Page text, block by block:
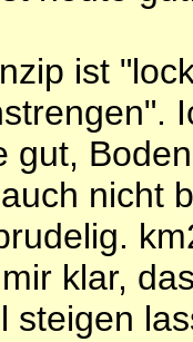
ist
gut,
nicht
klar,
steigen